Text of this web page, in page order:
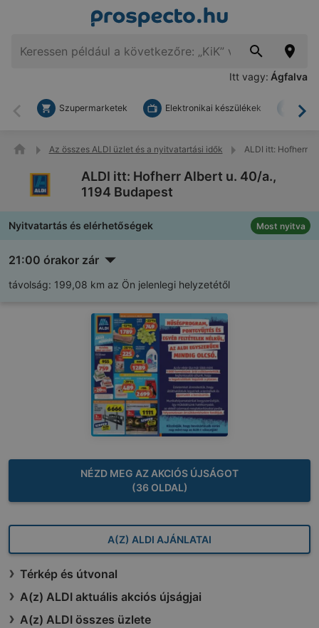
Itt vagy: Ágfalva
Vissza
Szupermarketek Elektronikai készülékek
Az összes ALDI üzlet és a nyitvatartási idők ALDI itt: Hofherr
ALDI itt: Hofherr Albert u. 40/a.,
1194 Budapest
Nyitvatartás és elérhetőségek Most nyitva
21:00 órakor zár
távolság: 199,08 km az Ön jelenlegi helyzetétől
NÉZD MEG AZ AKCIÓS ÚJSÁGOT
(36 OLDAL)
A(Z) ALDI AJÁNLATAI
Térkép és útvonal
A(z) ALDI aktuális akciós újságjai
A(z) ALDI összes üzlete